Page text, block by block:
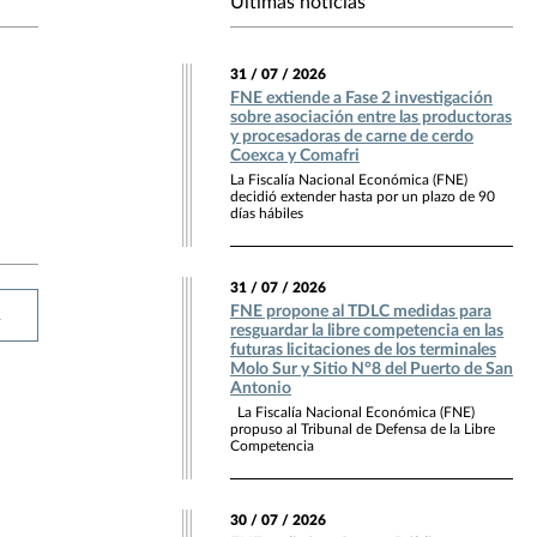
31 / 07 / 2026
FNE extiende a Fase 2 investigación
sobre asociación entre las productoras
y procesadoras de carne de cerdo
Coexca y Comafri
La Fiscalía Nacional Económica (FNE)
decidió extender hasta por un plazo de 90
días hábiles
31 / 07 / 2026
FNE propone al TDLC medidas para
resguardar la libre competencia en las
futuras licitaciones de los terminales
Molo Sur y Sitio N°8 del Puerto de San
Antonio
La Fiscalía Nacional Económica (FNE)
propuso al Tribunal de Defensa de la Libre
Competencia
30 / 07 / 2026